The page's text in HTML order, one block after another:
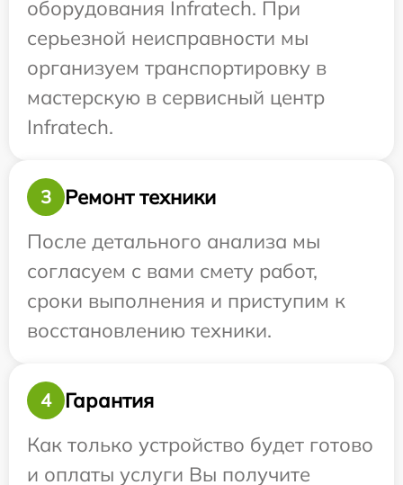
оборудования Infratech. При
серьезной неисправности мы
организуем транспортировку в
мастерскую в сервисный центр
Infratech.
3
Ремонт техники
После детального анализа мы
согласуем с вами смету работ,
сроки выполнения и приступим к
восстановлению техники.
4
Гарантия
Как только устройство будет готово
и оплаты услуги Вы получите